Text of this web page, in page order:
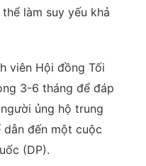
làm suy yếu khả
viên Hội đồng Tối
3-6 tháng để đáp
ủng hộ trung
đến một cuộc
(DP).